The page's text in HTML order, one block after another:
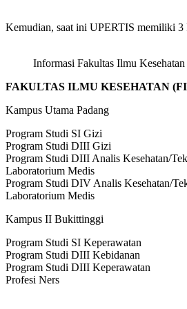
Kemudian, saat ini UPERTIS memiliki 3
Informasi Fakultas Ilmu
FAKULTAS ILMU KESEHATAN
Kampus Utama Padang
Program Studi SI Gizi
Program Studi DIII Gizi
Program Studi DIII Analis Kesehatan/
Laboratorium Medis
Program Studi DIV Analis Kesehatan/
Laboratorium Medis
Kampus II Bukittinggi
Program Studi SI Keperawatan
Program Studi DIII Kebidanan
Program Studi DIII Keperawatan
Profesi Ners